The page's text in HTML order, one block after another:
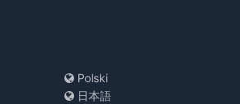
Polski
日本語